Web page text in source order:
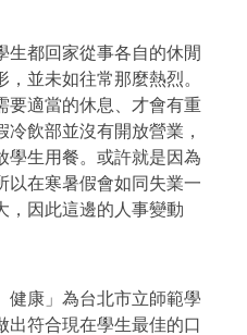
都回家從事各自的休閒
並未如往常那麼熱烈。
要適當的休息、才會有重
飲部並沒有開放營業，
學生用餐。或許就是因為
以在寒暑假會如同失業一
，因此這邊的人事變動
康」為台北市立師範學
出符合現在學生最佳的口